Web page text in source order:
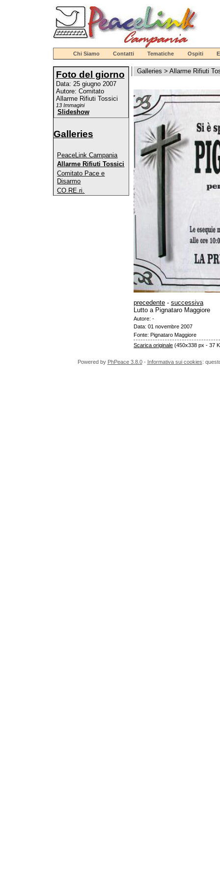
Chi Siamo Contatti Tematiche Ospiti
Foto del giorno
Data: 25 giugno 2007
Autore: Comitato
Allarme Rifiuti Tossici
13 Immagini
Slideshow
Galleries
PeaceLink Campania
Allarme Rifiuti Tossici
Comitato Pace e
Disarmo
CO.RE.ri.
Galleries > Allarme Rifiuti
precedente -successiva
Lutto a Pignataro Maggiore
Autore: -
Data: 01 novembre 2007
Fonte: Pignataro Maggiore
Scarica originale (450x338 px - 37
Powered by PhPeace 3.8.0- Informativa sui cookies: